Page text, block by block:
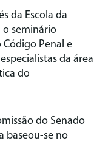
da Escola da
o seminário
Penal e
da área
do
do Senado
baseou-se no